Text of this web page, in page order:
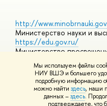
Мы используем файлы
НИУ ВШЭ и большего
подробную информацию
можно найти здесь, наши
данных –здесь.
подтверждаете, что
http://
Министерство науки и
https://edu.gov.ru/
Министерство
Массовые открытые
© НИУ ВШЭ 1993–2026